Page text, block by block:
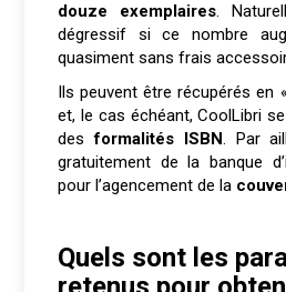
douze exemplaires.
dégressif si ce nombre
quasiment sans frais
Ils peuvent être récupérés en
et, le cas échéant, CoolLibri
desformalités ISBN. Par
gratuitement de la banque
pour l’agencement de la
Quels sont les